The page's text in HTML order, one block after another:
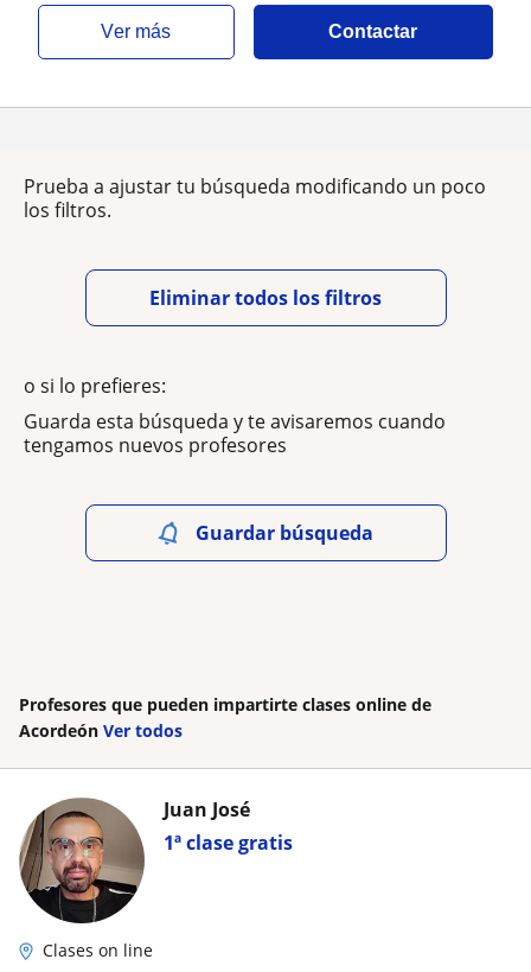
ver más Contactar
Prueba a ajustar tu búsqueda modificando un poco
los filtros.
Eliminar todos los filtros
o si lo prefieres:
Guarda esta búsqueda y te avisaremos cuando
tengamos nuevos profesores
Guardar búsqueda
Profesores que pueden impartirte clases online de
Acordeón Ver todos
1ª clase gratis
Juan José
Clases on line